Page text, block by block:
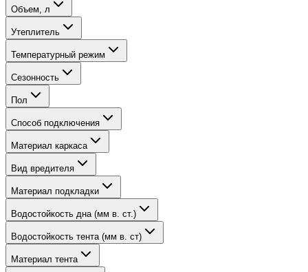
Объем, л
Утеплитель
Температурный режим
Сезонность
Пол
Способ подключения
Материал каркаса
Вид вредителя
Материал подкладки
Водостойкость дна (мм в. ст.)
Водостойкость тента (мм в. ст)
Материал тента